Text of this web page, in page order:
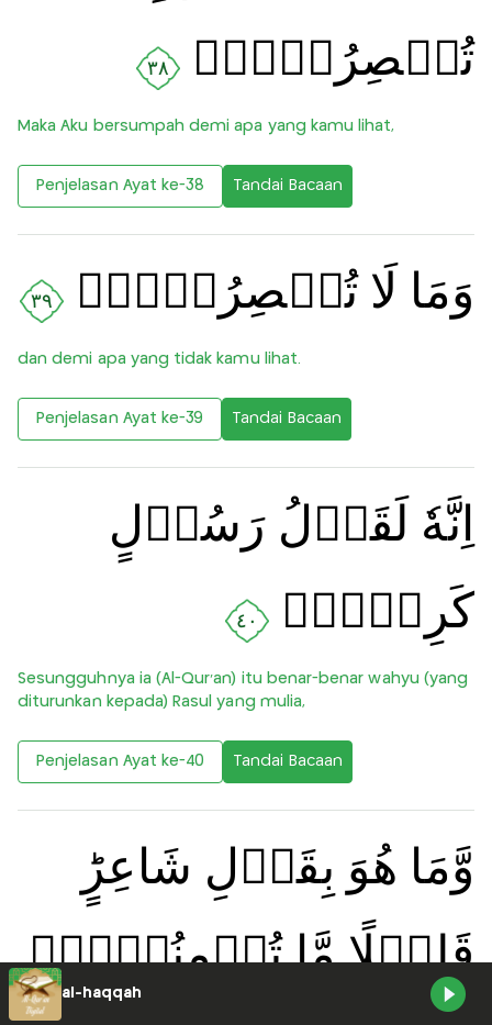
تُبۡصِرُوۡنَۙ ٣٨
Maka Aku bersumpah demi apa yang kamu lihat,
Penjelasan Ayat ke-38 Tandai Bacaan
وَمَا لَا تُبۡصِرُوۡنَۙ‏ ٣٩
dan demi apa yang tidak kamu lihat.
Penjelasan Ayat ke-39 Tandai Bacaan
اِنَّهٗ لَقَوۡلُ رَسُوۡلٍ
كَرِيۡمٍۚ
٤٠
Sesungguhnya ia (Al-Qur'an) itu benar-benar wahyu (yang
diturunkan kepada) Rasul yang mulia,
Penjelasan Ayat ke-40 Tandai Bacaan
وَّمَا هُوَ بِقَوۡلِ شَاعِرٍ‌ؕ
قَلِيۡلًا مَّا تُؤۡمِنُوۡنَۙ
Listen